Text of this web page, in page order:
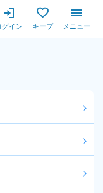
グイン キープ メニュー
arrow_forward_ios
arrow_forward_ios
arrow_forward_ios